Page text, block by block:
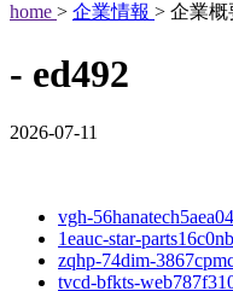
home > 企業情報 > 企業概
- ed492
2026-07-11
vgh-
1eauc-star-
zqhp-74dim-
tvcd-bfkts-